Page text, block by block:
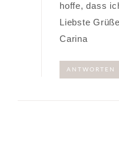
hoffe, dass
Liebste Grüße
Carina
ANTWORTEN